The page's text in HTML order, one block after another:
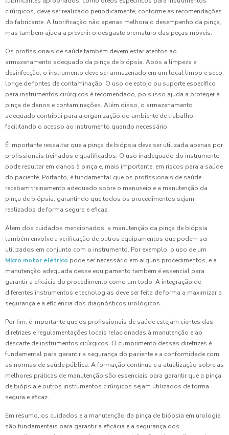
cirúrgicos, deve ser realizado periodicamente, conforme as recomendações
do fabricante. A lubrificação não apenas melhora o desempenho da pinça,
mas também ajuda a prevenir o desgaste prematuro das peças móveis.
Os profissionais de saúde também devem estar atentos ao
armazenamento adequado da pinça de biópsia. Após a limpeza e
desinfecção, o instrumento deve ser armazenado em um local limpo e seco,
longe de fontes de contaminação. O uso de estojo ou suporte específico
para instrumentos cirúrgicos é recomendado, pois isso ajuda a proteger a
pinça de danos e contaminações. Além disso, o armazenamento
adequado contribui para a organização do ambiente de trabalho,
facilitando o acesso ao instrumento quando necessário.
É importante ressaltar que a pinça de biópsia deve ser utilizada apenas por
profissionais treinados e qualificados. O uso inadequado do instrumento
pode resultar em danos à pinça e, mais importante, em riscos para a saúde
do paciente. Portanto, é fundamental que os profissionais de saúde
recebam treinamento adequado sobre o manuseio e a manutenção da
pinça de biópsia, garantindo que todos os procedimentos sejam
realizados de forma segura e eficaz.
Além dos cuidados mencionados, a manutenção da pinça de biópsia
também envolve a verificação de outros equipamentos que podem ser
utilizados em conjunto com o instrumento. Por exemplo, o uso de um
Micro motor elétrico pode ser necessário em alguns procedimentos, e a
manutenção adequada desse equipamento também é essencial para
garantir a eficácia do procedimento como um todo. A integração de
diferentes instrumentos e tecnologias deve ser feita de forma a maximizar a
segurança e a eficiência dos diagnósticos urológicos.
Por fim, é importante que os profissionais de saúde estejam cientes das
diretrizes e regulamentações locais relacionadas à manutenção e ao
descarte de instrumentos cirúrgicos. O cumprimento dessas diretrizes é
fundamental para garantir a segurança do paciente e a conformidade com
as normas de saúde pública. A formação contínua e a atualização sobre as
melhores práticas de manutenção são essenciais para garantir que a pinça
de biópsia e outros instrumentos cirúrgicos sejam utilizados de forma
segura e eficaz.
Em resumo, os cuidados e a manutenção da pinça de biópsia em urologia
são fundamentais para garantir a eficácia e a segurança dos